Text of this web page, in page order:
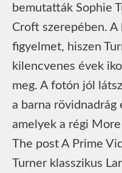
bemutatták Sophie
Croft szerepében.
figyelmet, hiszen
kilencvenes évek
meg. A fotón jól
a barna rövidnadrág
amelyek a régi More
The post A Prime
Turner klasszikus